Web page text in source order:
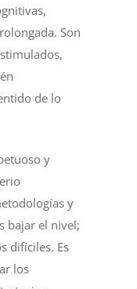
Son
de lo
y
y
bajar el nivel;
difíciles. Es
los